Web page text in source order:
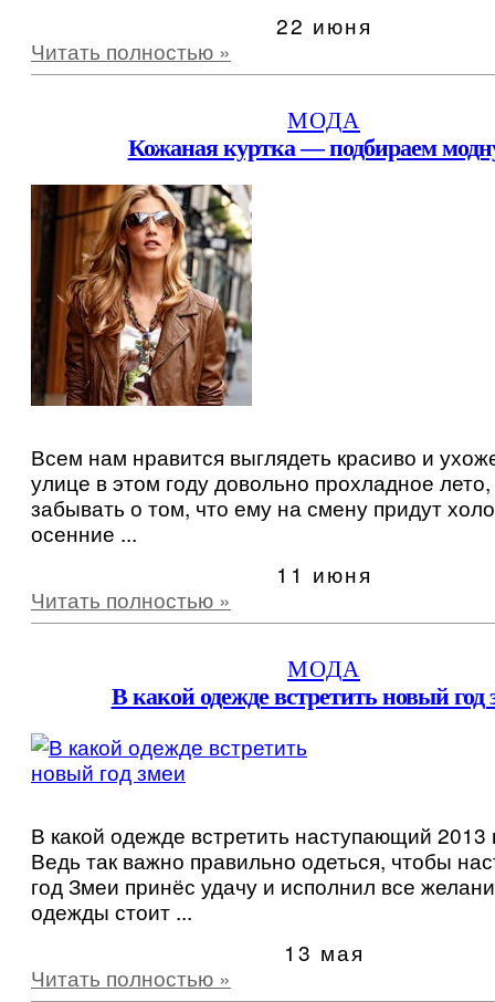
22 июня
Читать полностью »
МОДА
Кожаная куртка — подбираем
Всем нам нравится выглядеть красиво и
улице в этом году довольно прохладное
забывать о том, что ему на смену придут
осенние ...
11 июня
Читать полностью »
МОДА
В какой одежде встретить новый год
В какой одежде встретить наступающий 2013
Ведь так важно правильно одеться, чтобы
год Змеи принёс удачу и исполнил все
одежды стоит ...
13 мая
Читать полностью »